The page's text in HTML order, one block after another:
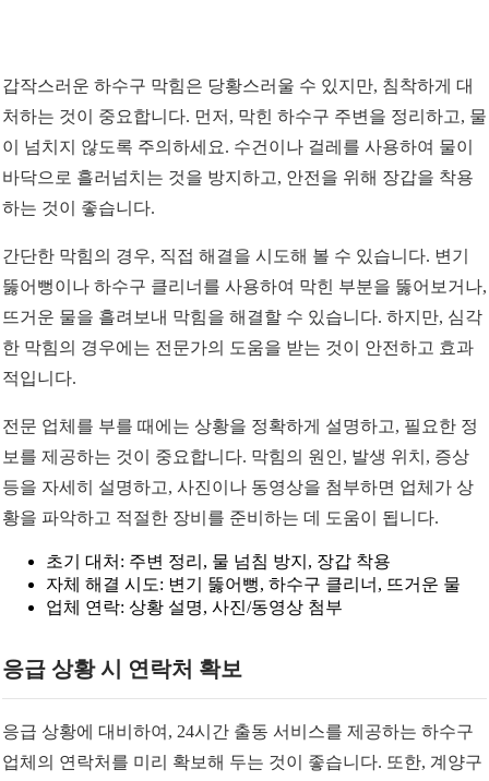
갑작스러운 하수구 막힘은 당황스러울 수 있지만, 침착하게 대
처하는 것이 중요합니다. 먼저, 막힌 하수구 주변을 정리하고, 물
이 넘치지 않도록 주의하세요. 수건이나 걸레를 사용하여 물이
바닥으로 흘러넘치는 것을 방지하고, 안전을 위해 장갑을 착용
하는 것이 좋습니다.
간단한 막힘의 경우, 직접 해결을 시도해 볼 수 있습니다. 변기
뚫어뻥이나 하수구 클리너를 사용하여 막힌 부분을 뚫어보거나,
뜨거운 물을 흘려보내 막힘을 해결할 수 있습니다. 하지만, 심각
한 막힘의 경우에는 전문가의 도움을 받는 것이 안전하고 효과
적입니다.
전문 업체를 부를 때에는 상황을 정확하게 설명하고, 필요한 정
보를 제공하는 것이 중요합니다. 막힘의 원인, 발생 위치, 증상
등을 자세히 설명하고, 사진이나 동영상을 첨부하면 업체가 상
황을 파악하고 적절한 장비를 준비하는 데 도움이 됩니다.
초기 대처: 주변 정리, 물 넘침 방지, 장갑 착용
자체 해결 시도: 변기 뚫어뻥, 하수구 클리너, 뜨거운 물
업체 연락: 상황 설명, 사진/동영상 첨부
응급 상황 시 연락처 확보
응급 상황에 대비하여, 24시간 출동 서비스를 제공하는 하수구
업체의 연락처를 미리 확보해 두는 것이 좋습니다. 또한, 계양구